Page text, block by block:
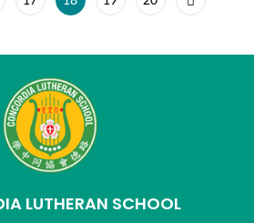
LUTHERAN SCHOOL